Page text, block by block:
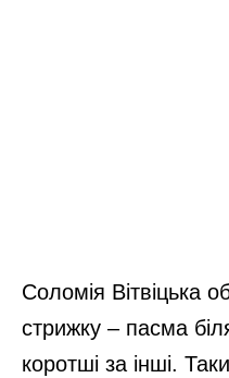
Соломія Вітвіцька
стрижку – пасма
коротші за інші.